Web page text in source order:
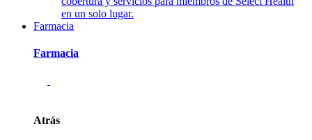
en un solo lugar.
Farmacia
Farmacia
Atrás